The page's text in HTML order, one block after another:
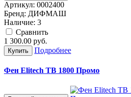
Артикул: 0002400
Бренд: ДИФМАШ
Наличие: 3
Cравнить
1 300.00 руб.
Купить Подробнее
Фен Elitech ТВ 1800 Промо